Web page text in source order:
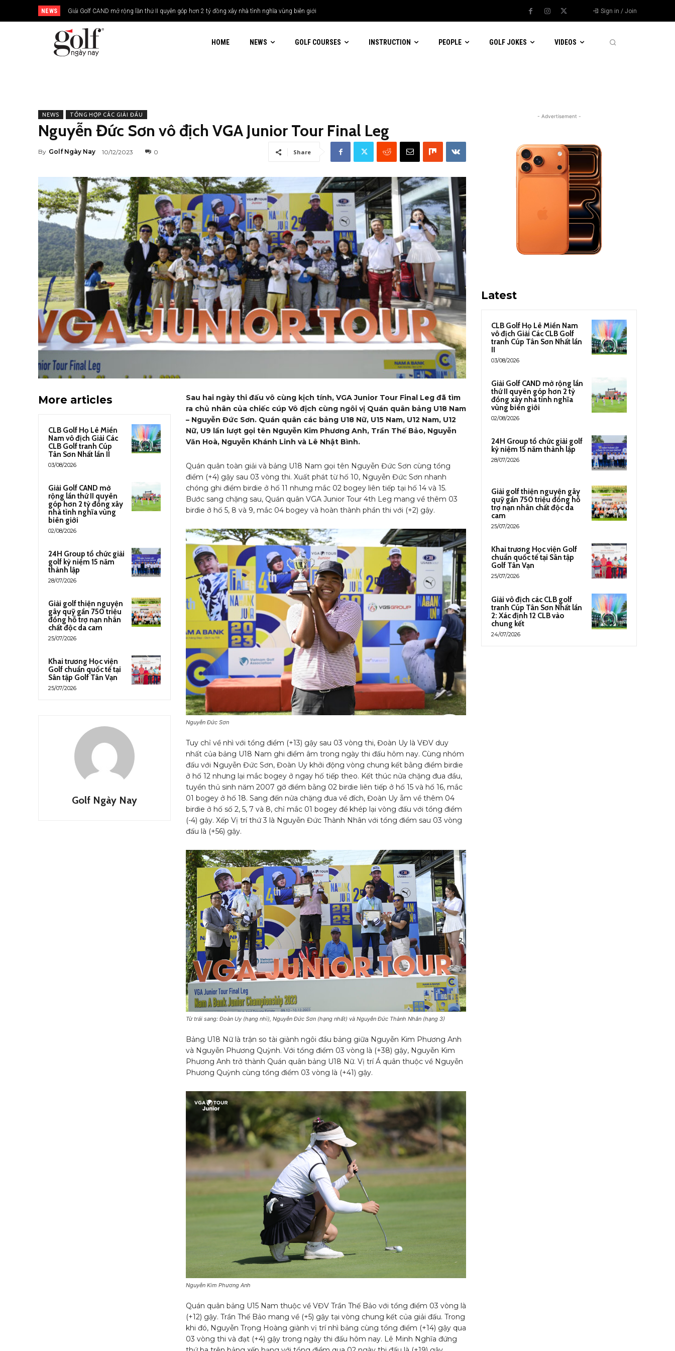
NEWS Giải Golf CAND mở rộng lần thứ II quyên góp hơn 2 tỷ đồng xây nhà tình nghĩa vùng biên giới
24H Group tổ chức giải golf kỷ niệm 15 năm thành lập Sign in / Join
HOME NEWS GOLF COURSES INSTRUCTION PEOPLE GOLF JOKES VIDEOS
NEWS TỔNG HỢP CÁC GIẢI ĐẤU
Nguyễn Đức Sơn vô địch VGA Junior Tour Final Leg
By Golf Ngày Nay 10/12/2023 0 Share
More articles
CLB Golf Họ Lê Miền
Nam vô địch Giải Các
CLB Golf tranh Cúp
Tân Sơn Nhất lần II
03/08/2026
Giải Golf CAND mở
rộng lần thứ II quyên
góp hơn 2 tỷ đồng xây
nhà tình nghĩa vùng
biên giới
02/08/2026
24H Group tổ chức giải
golf kỷ niệm 15 năm
thành lập
28/07/2026
Giải golf thiện nguyện
gây quỹ gần 750 triệu
đồng hỗ trợ nạn nhân
chất độc da cam
25/07/2026
Khai trương Học viện
Golf chuẩn quốc tế tại
Sân tập Golf Tân Vạn
25/07/2026
Golf Ngày Nay
Sau hai ngày thi đấu vô cùng kịch tính, VGA Junior Tour Final Leg đã tìm
ra chủ nhân của chiếc cúp Vô địch cùng ngôi vị Quán quân bảng U18 Nam
– Nguyễn Đức Sơn. Quán quân các bảng U18 Nữ, U15 Nam, U12 Nam, U12
Nữ, U9 lần lượt gọi tên Nguyễn Kim Phương Anh, Trần Thế Bảo, Nguyễn
Văn Hoà, Nguyễn Khánh Linh và Lê Nhật Bình.
Quán quân toàn giải và bảng U18 Nam gọi tên Nguyễn Đức Sơn cùng tổng
điểm (+4) gậy sau 03 vòng thi. Xuất phát từ hố 10, Nguyễn Đức Sơn nhanh
chóng ghi điểm birdie ở hố 11 nhưng mắc 02 bogey liên tiếp tại hố 14 và 15.
Bước sang chặng sau, Quán quân VGA Junior Tour 4th Leg mang về thêm 03
birdie ở hố 5, 8 và 9, mắc 04 bogey và hoàn thành phần thi với (+2) gậy.
Nguyễn Đức Sơn
Tuy chỉ về nhì với tổng điểm (+13) gậy sau 03 vòng thi, Đoàn Uy là VĐV duy
nhất của bảng U18 Nam ghi điểm âm trong ngày thi đấu hôm nay. Cùng nhóm
đấu với Nguyễn Đức Sơn, Đoàn Uy khởi động vòng chung kết bằng điểm birdie
ở hố 12 nhưng lại mắc bogey ở ngay hố tiếp theo. Kết thúc nửa chặng đua đầu,
tuyển thủ sinh năm 2007 gỡ điểm bằng 02 birdie liên tiếp ở hố 15 và hố 16, mắc
01 bogey ở hố 18. Sang đến nửa chặng đua về đích, Đoàn Uy ẵm về thêm 04
birdie ở hố số 2, 5, 7 và 8, chỉ mắc 01 bogey để khép lại vòng đấu với tổng điểm
(-4) gậy. Xếp Vị trí thứ 3 là Nguyễn Đức Thành Nhân với tổng điểm sau 03 vòng
đấu là (+56) gậy.
Từ trái sang: Đoàn Uy (hạng nhì), Nguyễn Đức Sơn (hạng nhất) và Nguyễn Đức Thành Nhân (hạng 3)
Bảng U18 Nữ là trận so tài giành ngôi đầu bảng giữa Nguyễn Kim Phương Anh
và Nguyễn Phương Quỳnh. Với tổng điểm 03 vòng là (+38) gậy, Nguyễn Kim
Phương Anh trở thành Quán quân bảng U18 Nữ. Vị trí Á quân thuộc về Nguyễn
Phương Quỳnh cùng tổng điểm 03 vòng là (+41) gậy.
Nguyễn Kim Phương Anh
Quán quân bảng U15 Nam thuộc về VĐV Trần Thế Bảo với tổng điểm 03 vòng là
(+12) gậy. Trần Thế Bảo mang về (+5) gậy tại vòng chung kết của giải đấu. Trong
khi đó, Nguyễn Trọng Hoàng giành vị trí nhì bảng cùng tổng điểm (+14) gậy qua
03 vòng thi và đạt (+4) gậy trong ngày thi đấu hôm nay. Lê Minh Nghĩa đứng
- Advertisement -
Latest
CLB Golf Họ Lê Miền Nam
vô địch Giải Các CLB Golf
tranh Cúp Tân Sơn Nhất lần
II
03/08/2026
Giải Golf CAND mở rộng lần
thứ II quyên góp hơn 2 tỷ
đồng xây nhà tình nghĩa
vùng biên giới
02/08/2026
24H Group tổ chức giải golf
kỷ niệm 15 năm thành lập
28/07/2026
Giải golf thiện nguyện gây
quỹ gần 750 triệu đồng hỗ
trợ nạn nhân chất độc da
cam
25/07/2026
Khai trương Học viện Golf
chuẩn quốc tế tại Sân tập
Golf Tân Vạn
25/07/2026
Giải vô địch các CLB golf
tranh Cúp Tân Sơn Nhất lần
2: Xác định 12 CLB vào
chung kết
24/07/2026